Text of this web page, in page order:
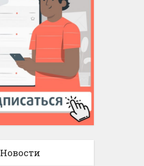
Новости